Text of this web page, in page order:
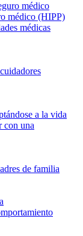
médico
médico (HIPP)
médicas
a la vida
con una
de familia